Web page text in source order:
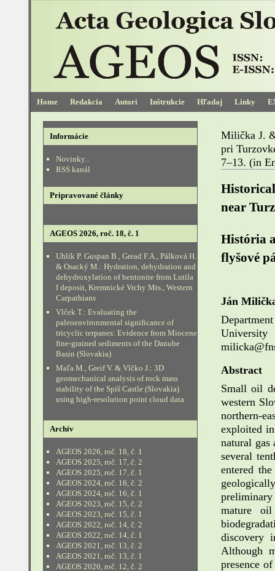
Home Redakcia Autori Inštrukcie Hľadaj Linky
Milička J.
pri
7–13. (in
Historical
near
História
flyšové
Ján
Abstract
Small oil
western
northern-
exploited
natural gas
several
entered
mature
discovery
Although
presence
Informácie
Novinky...
RSS kanál
Pripravované články
AGEOS 2026, roč. 18, č. 1
Uhlík P. Guspan B., Gread F.A., Pálková H.
& Osacký M.: Hydration, dehydration and
dehydroxylation of bentonite from Lutila
I deposit, Kremnické Vrchy Mts., Western
Carpathians
Vlček T.: Evaluating the
paleoenvironmental significance of
tricyclic terpanes: Evidence from Miocene
fine-grained sediments of the Danube
Basin (Slovakia)
Maľa M., Greif V. & Vlčko J.: 3D
geomechanical analysis of rock mass
stability of the Spiš Castle (Slovakia)
using high-resolution point cloud data
Archív
AGEOS 2026, roč. 18, č. 1
AGEOS 2025, roč. 17, č. 2
AGEOS 2025, roč. 17, č. 1
AGEOS 2024, roč. 16, č. 2
AGEOS 2024, roč. 16, č. 1
AGEOS 2023, roč. 15, č. 2
AGEOS 2023, roč. 15, č. 1
AGEOS 2022, roč. 14, č. 2
AGEOS 2022, roč. 14, č. 1
AGEOS 2021, roč. 13, č. 2
AGEOS 2021, roč. 13, č. 1
AGEOS 2020, roč. 12, č. 2